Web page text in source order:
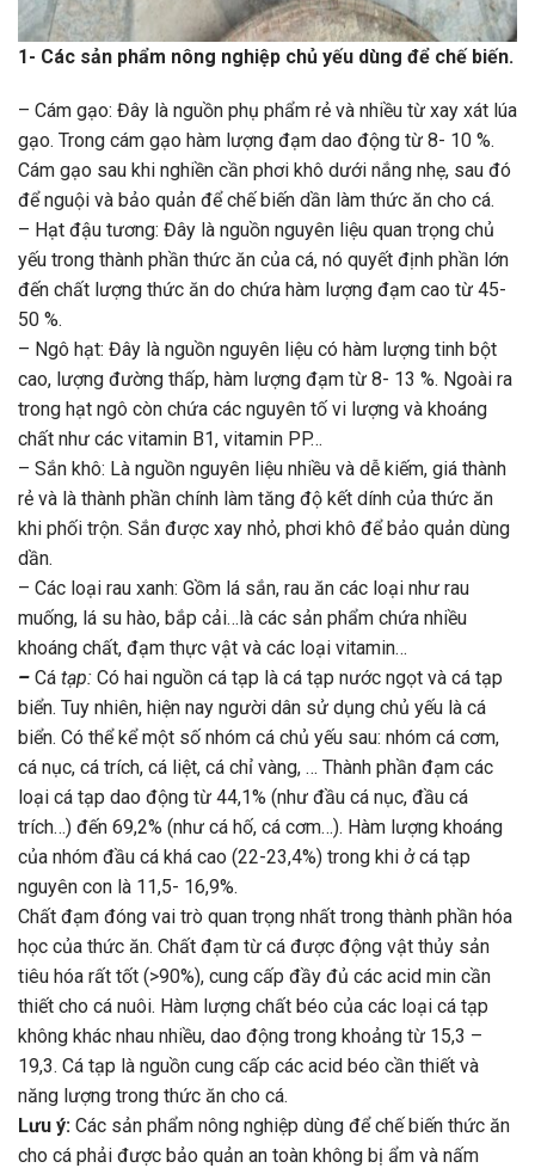
1- Các sản phẩm nông nghiệp chủ yếu dùng để chế biến.
– Cám gạo: Đây là nguồn phụ phẩm rẻ và nhiều từ xay xát lúa
gạo. Trong cám gạo hàm lượng đạm dao động từ 8- 10 %.
Cám gạo sau khi nghiền cần phơi khô dưới nắng nhẹ, sau đó
để nguội và bảo quản để chế biến dần làm thức ăn cho cá.
– Hạt đậu tương: Đây là nguồn nguyên liệu quan trọng chủ
yếu trong thành phần thức ăn của cá, nó quyết định phần lớn
đến chất lượng thức ăn do chứa hàm lượng đạm cao từ 45-
50 %.
– Ngô hạt: Đây là nguồn nguyên liệu có hàm lượng tinh bột
cao, lượng đường thấp, hàm lượng đạm từ 8- 13 %. Ngoài ra
trong hạt ngô còn chứa các nguyên tố vi lượng và khoáng
chất như các vitamin B1, vitamin PP…
– Sắn khô: Là nguồn nguyên liệu nhiều và dễ kiếm, giá thành
rẻ và là thành phần chính làm tăng độ kết dính của thức ăn
khi phối trộn. Sắn được xay nhỏ, phơi khô để bảo quản dùng
dần.
– Các loại rau xanh: Gồm lá sắn, rau ăn các loại như rau
muống, lá su hào, bắp cải…là các sản phẩm chứa nhiều
khoáng chất, đạm thực vật và các loại vitamin…
– Cá tạp: Có hai nguồn cá tạp là cá tạp nước ngọt và cá tạp
biển. Tuy nhiên, hiện nay người dân sử dụng chủ yếu là cá
biển. Có thể kể một số nhóm cá chủ yếu sau: nhóm cá cơm,
cá nục, cá trích, cá liệt, cá chỉ vàng, … Thành phần đạm các
loại cá tạp dao động từ 44,1% (như đầu cá nục, đầu cá
trích…) đến 69,2% (như cá hố, cá cơm…). Hàm lượng khoáng
của nhóm đầu cá khá cao (22-23,4%) trong khi ở cá tạp
nguyên con là 11,5- 16,9%.
Chất đạm đóng vai trò quan trọng nhất trong thành phần hóa
học của thức ăn. Chất đạm từ cá được động vật thủy sản
tiêu hóa rất tốt (>90%), cung cấp đầy đủ các acid min cần
thiết cho cá nuôi. Hàm lượng chất béo của các loại cá tạp
không khác nhau nhiều, dao động trong khoảng từ 15,3 –
19,3. Cá tạp là nguồn cung cấp các acid béo cần thiết và
năng lượng trong thức ăn cho cá.
Lưu ý: Các sản phẩm nông nghiệp dùng để chế biến thức ăn
cho cá phải được bảo quản an toàn không bị ẩm và nấm